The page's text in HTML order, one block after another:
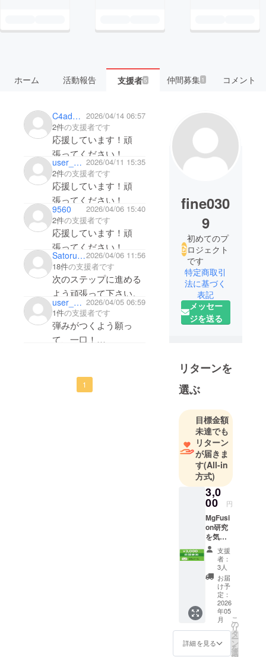
ホーム 活動報告 支援者5 仲間募集 1 コメント
C4admin 2026/04/14 06:57
2件の支援者です
応援しています！頑
張ってください！
user_a52bb2a0e264 2026/04/11 15:35
2件の支援者です
応援しています！頑
張ってください！
9560
2026/04/06 15:40
2件の支援者です
応援しています！頑
張ってください！
Satoru Yoshida32026/04/06 11:56
18件の支援者です
次のステップに進める
よう頑張って下さい。
user_9c0c3dc42d84 2026/04/05 06:59
1件の支援者です
弾みがつくよう願っ
て、一口！
1
fine030
9
初めてのプ
ロジェクト
です
特定商取引
法に基づく
表記
メッセー
ジを送る
リターンを
選ぶ
目標金額
未達でも
リターン
が届きま
す(All-in
方式)
3,0
00 円
MgFusi
on研究
を気軽
に応援
したい
方に以
下の
サービ
スを行
ないま
す。 特
典 ・お
礼メー
ル（研
究者本
支援
者：
3人
お届
け予
定：
2026
年05
月
詳細を見る
こ
の
リ
タ
ー
ン
を
選